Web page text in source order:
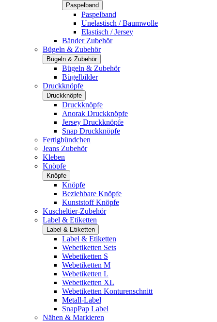
Paspelband
Paspelband
Unelastisch / Baumwolle
Elastisch / Jersey
Bänder Zubehör
Bügeln & Zubehör
Bügeln & Zubehör
Bügeln & Zubehör
Bügelbilder
Druckknöpfe
Druckknöpfe
Druckknöpfe
Anorak Druckknöpfe
Jersey Druckknöpfe
Snap Druckknöpfe
Fertigbündchen
Jeans Zubehör
Kleben
Knöpfe
Knöpfe
Knöpfe
Beziehbare Knöpfe
Kunststoff Knöpfe
Kuscheltier-Zubehör
Label & Etiketten
Label & Etiketten
Label & Etiketten
Webetiketten Sets
Webetiketten S
Webetiketten M
Webetiketten L
Webetiketten XL
Webetiketten Konturenschnitt
Metall-Label
SnapPap Label
Nähen & Markieren